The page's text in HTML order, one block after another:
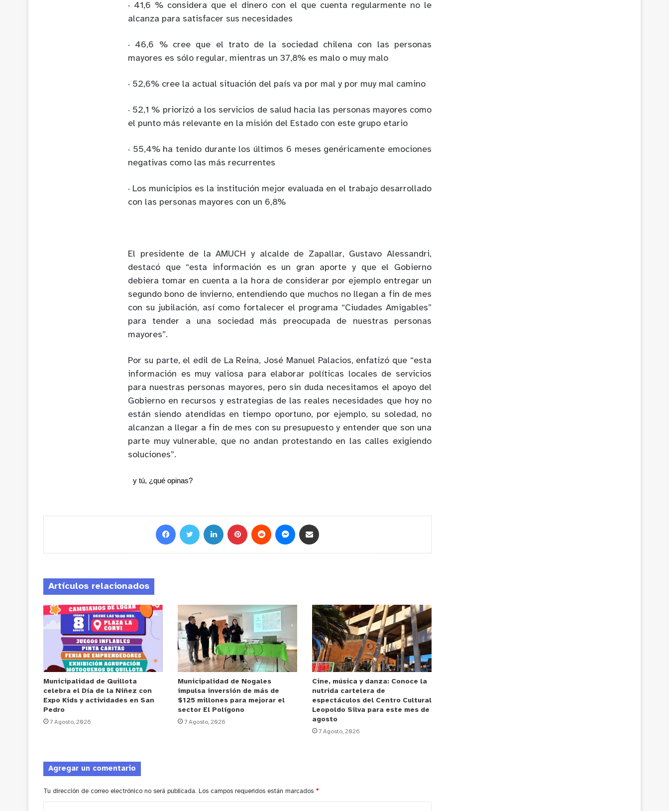
· 41,6 % considera que el dinero con el que cuenta regularmente no le
alcanza para satisfacer sus necesidades
· 46,6 % cree que el trato de la sociedad chilena con las personas
mayores es sólo regular, mientras un 37,8% es malo o muy malo
· 52,6% cree la actual situación del país va por mal y por muy mal camino
· 52,1 % priorizó a los servicios de salud hacia las personas mayores como
el punto más relevante en la misión del Estado con este grupo etario
· 55,4% ha tenido durante los últimos 6 meses genéricamente emociones
negativas como las más recurrentes
· Los municipios es la institución mejor evaluada en el trabajo desarrollado
con las personas mayores con un 6,8%
El presidente de la AMUCH y alcalde de Zapallar, Gustavo Alessandri,
destacó que “esta información es un gran aporte y que el Gobierno
debiera tomar en cuenta a la hora de considerar por ejemplo entregar un
segundo bono de invierno, entendiendo que muchos no llegan a fin de mes
con su jubilación, así como fortalecer el programa “Ciudades Amigables”
para tender a una sociedad más preocupada de nuestras personas
mayores”.
Por su parte, el edil de La Reina, José Manuel Palacios, enfatizó que “esta
información es muy valiosa para elaborar políticas locales de servicios
para nuestras personas mayores, pero sin duda necesitamos el apoyo del
Gobierno en recursos y estrategias de las reales necesidades que hoy no
están siendo atendidas en tiempo oportuno, por ejemplo, su soledad, no
alcanzan a llegar a fin de mes con su presupuesto y entender que son una
parte muy vulnerable, que no andan protestando en las calles exigiendo
soluciones”.
y tú, ¿qué opinas?
Artículos relacionados
Municipalidad de Quillota
celebra el Día de la Niñez con
Expo Kids y actividades en San
Pedro
7 Agosto, 2026
Municipalidad de Nogales
impulsa inversión de más de
$125 millones para mejorar el
sector El Polígono
7 Agosto, 2026
Cine, música y danza: Conoce la
nutrida cartelera de
espectáculos del Centro Cultural
Leopoldo Silva para este mes de
agosto
7 Agosto, 2026
Agregar un comentario
Tu dirección de correo electrónico no será publicada. Los campos requeridos están marcados *